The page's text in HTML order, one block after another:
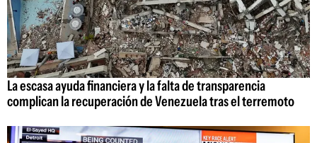
La escasa ayuda financiera y la falta de transparencia
complican la recuperación de Venezuela tras el terremoto